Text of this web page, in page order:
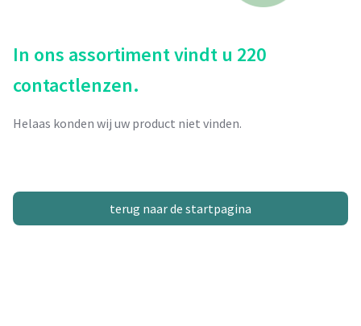
In ons assortiment vindt u 220
contactlenzen.
Helaas konden wij uw product niet vinden.
terug naar de startpagina